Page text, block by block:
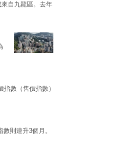
自九龍區。去年
數（售價指數）
則連升3個月。